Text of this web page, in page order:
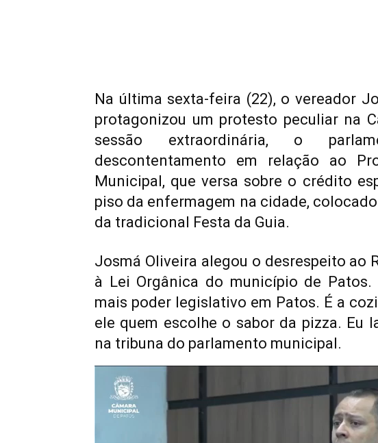
Na última sexta-feira (22), o vereador
protagonizou um protesto peculiar na
sessão extraordinária, o
descontentamento em relação ao
Municipal, que versa sobre o crédito
piso da enfermagem na cidade,
da tradicional Festa da Guia.
Josmá Oliveira alegou o desrespeito ao
à Lei Orgânica do município de Patos.
mais poder legislativo em Patos. É a
ele quem escolhe o sabor da pizza. Eu
na tribuna do parlamento municipal.